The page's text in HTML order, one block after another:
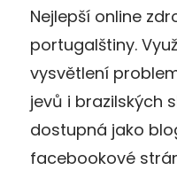
Nejlepší online
portugalštiny.
vysvětlení
jevů i brazilských
dostupná jako
facebookové